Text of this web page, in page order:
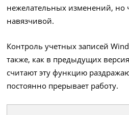
нежелательных изменений, но
навязчивой.
Контроль учетных записей
также, как в предыдущих
считают эту функцию
постоянно прерывает работу.